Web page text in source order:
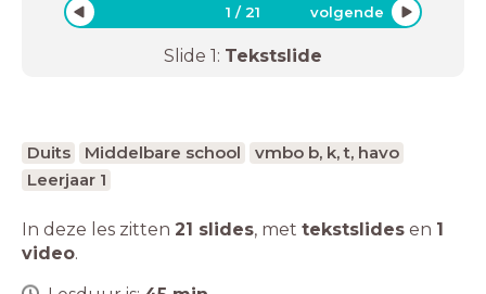
1 /21 volgende
Slide 1: Tekstslide
Duits Middelbare school
vmbo b, k, t, havo
Leerjaar 1
In deze les zitten 21 slides, met tekstslides en 1
video.